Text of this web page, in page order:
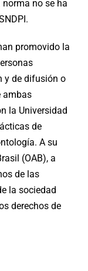
no se ha
promovido la
y de difusión o
ambas
la Universidad
de
A su
(OAB), a
de las
la sociedad
derechos de